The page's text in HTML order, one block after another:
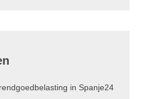
in Spanje24